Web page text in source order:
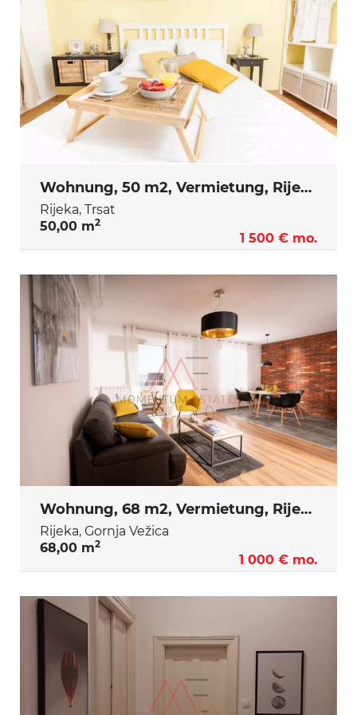
Wohnung, 50 m2, Vermietung, Rijeka - Trsat
Rijeka, Trsat
50,00 m2
1 500 € mo.
Wohnung, 68 m2, Vermietung, Rijeka - Gornja Vežica
Rijeka, Gornja Vežica
68,00 m2
1 000 € mo.